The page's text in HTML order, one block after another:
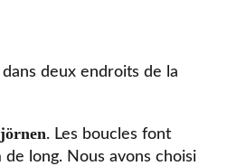
deux endroits de la
. Les boucles font
long. Nous avons choisi